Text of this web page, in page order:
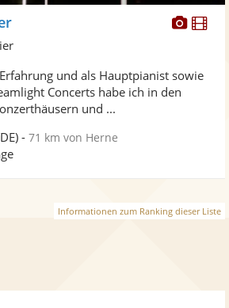
Fotos
und als Hauptpianist sowie
Concerts habe ich in den
und ...
-71 km von Herne
Informationen zum Ranking dieser Liste